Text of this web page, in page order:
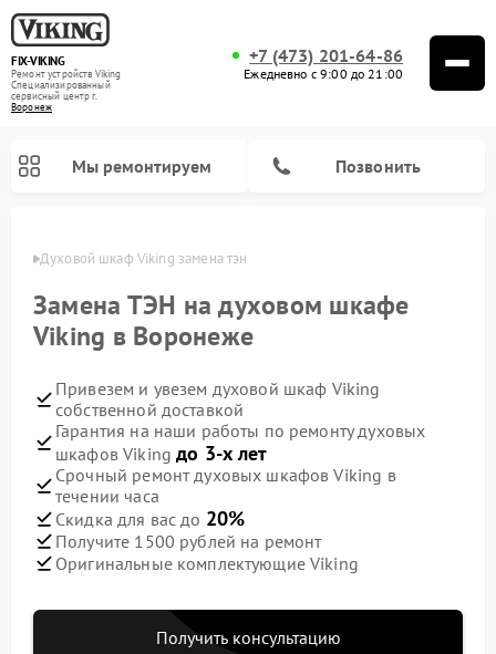
FIX-VIKING
Ремонт устройств Viking
Специализированный
cервисный центр г.
Воронеж
+7 (473) 201-64-86
Ежедневно с 9:00 до 21:00
Мы ремонтируем Позвонить
Духовой шкаф Viking замена тэн
Замена ТЭН на духовом шкафе
Viking в Воронеже
Привезем и увезем духовой шкаф Viking
собственной доставкой
Гарантия на наши работы по ремонту духовых
шкафов Vikingдо 3-х лет
Срочный ремонт духовых шкафов Viking в
течении часа
Скидка для вас до 20%
Получите 1500 рублей на ремонт
Оригинальные комплектующие Viking
Получить консультацию